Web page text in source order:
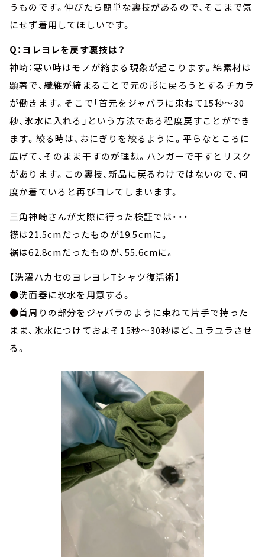
うものです。伸びたら簡単な裏技があるので、そこまで気
にせず着用してほしいです。
Q：ヨレヨレを戻す裏技は？
神崎：寒い時はモノが縮まる現象が起こります。綿素材は
顕著で、繊維が締まることで元の形に戻ろうとするチカラ
が働きます。そこで「首元をジャバラに束ねて15秒～30
秒、氷水に入れる」という方法である程度戻すことができ
ます。絞る時は、おにぎりを絞るように。平らなところに
広げて、そのまま干すのが理想。ハンガーで干すとリスク
があります。この裏技、新品に戻るわけではないので、何
度か着ていると再びヨレてしまいます。
三角神崎さんが実際に行った検証では・・・
襟は21.5cmだったものが19.5cmに。
裾は62.8cmだったものが、55.6cmに。
【洗濯ハカセのヨレヨレTシャツ復活術】
●洗面器に氷水を用意する。
●首周りの部分をジャバラのように束ねて片手で持った
まま、氷水につけておよそ15秒～30秒ほど、ユラユラさせ
る。